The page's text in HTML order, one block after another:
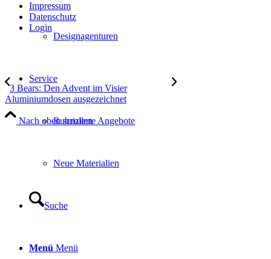
Designagenturen
Service
Rubrizierte Angebote
Neue Materialien
Suche
Menü Menü
Impressum
Datenschutz
Login
3 Bears: Den Advent im Visier
Aluminiumdosen ausgezeichnet
Nach oben scrollen